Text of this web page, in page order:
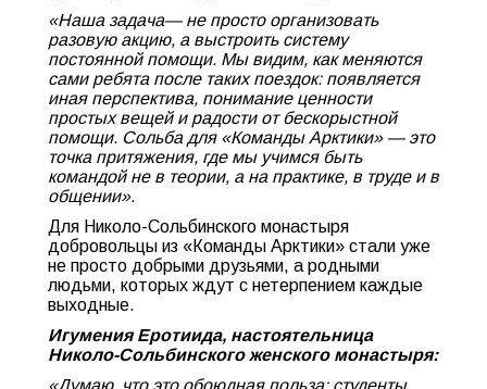
«Наша задача— не просто организовать
разовую акцию, а выстроить систему
постоянной помощи. Мы видим, как меняются
сами ребята после таких поездок: появляется
иная перспектива, понимание ценности
простых вещей и радости от бескорыстной
помощи. Сольба для «Команды Арктики» — это
точка притяжения, где мы учимся быть
командой не в теории, а на практике, в труде и в
общении».
Для Николо-Сольбинского монастыря
добровольцы из «Команды Арктики» стали уже
не просто добрыми друзьями, а родными
людьми, которых ждут с нетерпением каждые
выходные.
Игумения Еротиида, настоятельница
Николо-Сольбинского женского монастыря:
«Думаю, что это обоюдная польза: студенты,